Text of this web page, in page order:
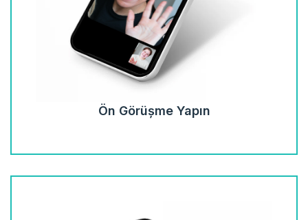
Ön Görüşme Yapın